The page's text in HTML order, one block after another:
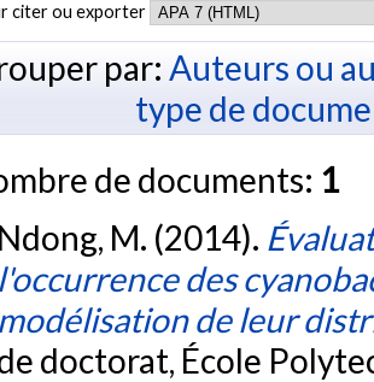
citer ou exporter
par: Auteurs ou
type de
de documents: 1
Ndong, M. (2014).
l'occurrence des
modélisation de leur
doctorat, École